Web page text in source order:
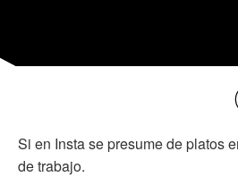
Si en Insta se presume de platos
de trabajo.